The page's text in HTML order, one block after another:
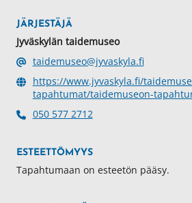
JÄRJESTÄJÄ
Jyväskylän taidemuseo
taidemuseo@jyvaskyla.fi
https://www.jyvaskyla.fi/
tapahtumat/taidemuseon-
050 577 2712
ESTEETTÖMYYS
Tapahtumaan on esteetön pääsy.